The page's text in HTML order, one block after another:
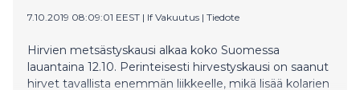
7.10.2019 08:09:01 EEST | If Vakuutus | Tiedote
Hirvien metsästyskausi alkaa koko Suomessa
lauantaina 12.10. Perinteisesti hirvestyskausi on saanut
hirvet tavallista enemmän liikkeelle, mikä lisää kolarien